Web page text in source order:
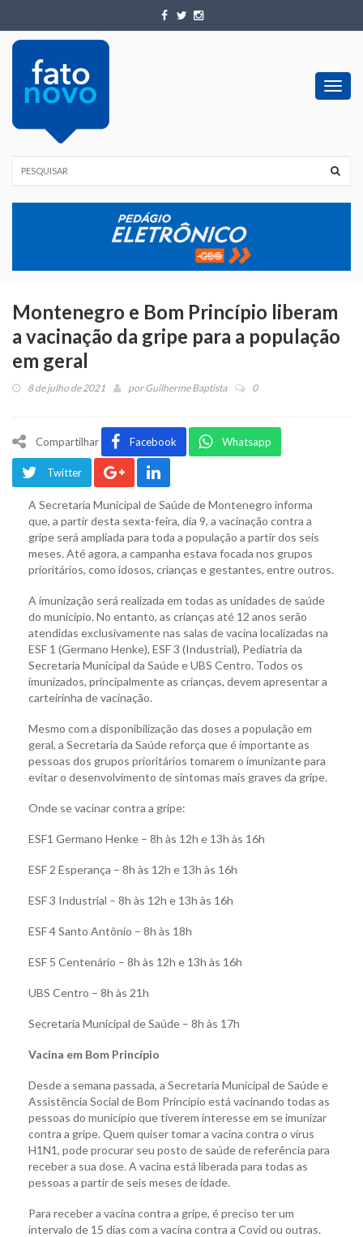
Montenegro e Bom Princípio liberam
a vacinação da gripe para a população
em geral
8 de julho de 2021 porGuilherme Baptista 0
Compartilhar Facebook Whatsapp
Twitter
A Secretaria Municipal de Saúde de Montenegro informa
que, a partir desta sexta-feira, dia 9, a vacinação contra a
gripe será ampliada para toda a população a partir dos seis
meses. Até agora, a campanha estava focada nos grupos
prioritários, como idosos, crianças e gestantes, entre outros.
A imunização será realizada em todas as unidades de saúde
do município. No entanto, as crianças até 12 anos serão
atendidas exclusivamente nas salas de vacina localizadas na
ESF 1 (Germano Henke), ESF 3 (Industrial), Pediatria da
Secretaria Municipal da Saúde e UBS Centro. Todos os
imunizados, principalmente as crianças, devem apresentar a
carteirinha de vacinação.
Mesmo com a disponibilização das doses a população em
geral, a Secretaria da Saúde reforça que é importante as
pessoas dos grupos prioritários tomarem o imunizante para
evitar o desenvolvimento de sintomas mais graves da gripe.
Onde se vacinar contra a gripe:
ESF1 Germano Henke – 8h às 12h e 13h às 16h
ESF 2 Esperança – 8h às 12h e 13h às 16h
ESF 3 Industrial – 8h às 12h e 13h às 16h
ESF 4 Santo Antônio – 8h às 18h
ESF 5 Centenário – 8h às 12h e 13h às 16h
UBS Centro – 8h às 21h
Secretaria Municipal de Saúde – 8h às 17h
Vacina em Bom Princípio
Desde a semana passada, a Secretaria Municipal de Saúde e
Assistência Social de Bom Princípio está vacinando todas as
pessoas do município que tiverem interesse em se imunizar
contra a gripe. Quem quiser tomar a vacina contra o vírus
H1N1, pode procurar seu posto de saúde de referência para
receber a sua dose. A vacina está liberada para todas as
pessoas a partir de seis meses de idade.
Para receber a vacina contra a gripe, é preciso ter um
intervalo de 15 dias com a vacina contra a Covid ou outras.